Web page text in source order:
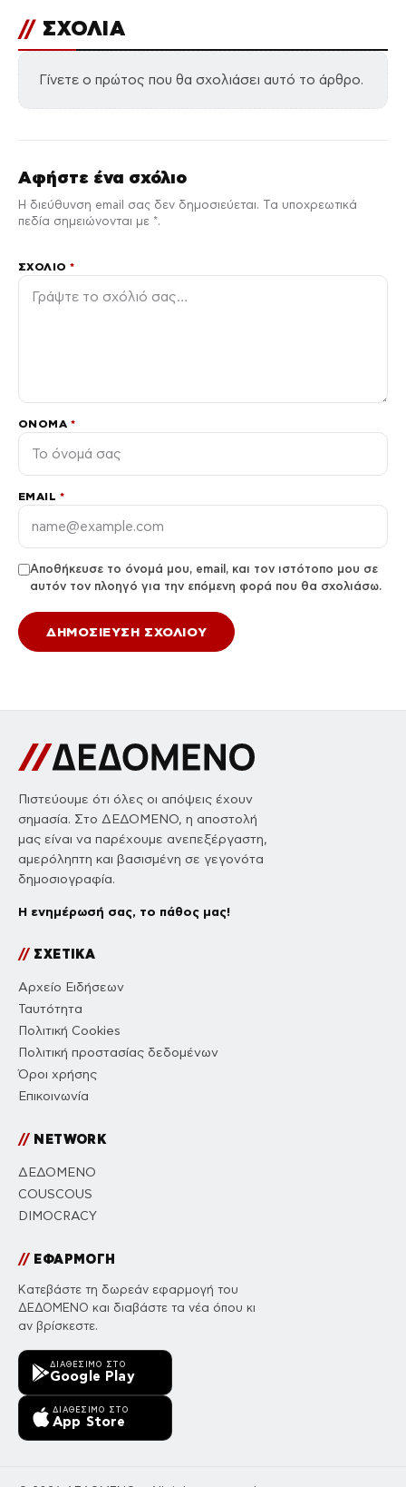
// ΣΧΟΛΙΑ
Γίνετε ο πρώτος που θα σχολιάσει αυτό το άρθρο.
Αφήστε ένα σχόλιο
Η διεύθυνση email σας δεν δημοσιεύεται. Τα υποχρεωτικά
πεδία σημειώνονται με *.
ΣΧΌΛΙΟ*
ΌΝΟΜΑ *
EMAIL *
Αποθήκευσε το όνομά μου, email, και τον ιστότοπο μου σε
αυτόν τον πλοηγό για την επόμενη φορά που θα σχολιάσω.
Πιστεύουμε ότι όλες οι απόψεις έχουν
σημασία. Στο ΔΕΔΟΜΕΝΟ, η αποστολή
μας είναι να παρέχουμε ανεπεξέργαστη,
αμερόληπτη και βασισμένη σε γεγονότα
δημοσιογραφία.
Η ενημέρωσή σας, το πάθος μας!
//ΣΧΕΤΙΚΑ
Αρχείο Ειδήσεων
Ταυτότητα
Πολιτική Cookies
Πολιτική προστασίας δεδομένων
Όροι χρήσης
Επικοινωνία
//NETWORK
ΔΕΔΟΜΕΝΟ
COUSCOUS
DIMOCRACY
//ΕΦΑΡΜΟΓΗ
Κατεβάστε τη δωρεάν εφαρμογή του
ΔΕΔΟΜΕΝΟ και διαβάστε τα νέα όπου κι
αν βρίσκεστε.
ΔΙΑΘΈΣΙΜΟ ΣΤΟ
Google Play
ΔΙΑΘΈΣΙΜΟ ΣΤΟ
App Store